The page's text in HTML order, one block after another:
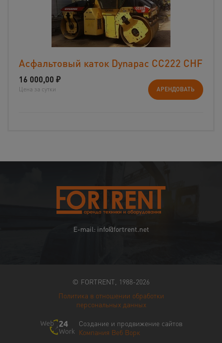
Асфальтовый каток Dynapac CС222 CHF
16 000,00 ₽
Цена за сутки АРЕНДОВАТЬ
E-mail: info@fortrent.net
© FORTRENT, 1988-2026
Политика в отношении обработки
персональных данных
Создание и продвижение сайтов
Компания Веб Ворк